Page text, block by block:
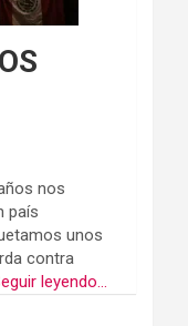
nos
país
unos
contra
leyendo...